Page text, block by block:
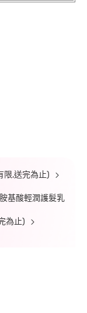
限,送完為止)
基酸輕潤護髮乳
為止)